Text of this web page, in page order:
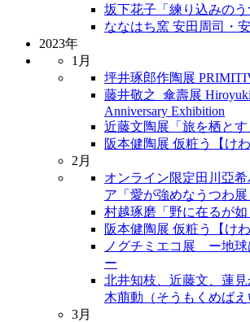
坂下花子「練り込みのう
ななはち窯 安田周司・
2023年
1月
坪井琢郎作陶展
藤井敬之_傘壽展
Anniversary Exhibition
近藤文陶展「旅を栖とす
阪本健陶展 仮粧う【けわ
2月
オンライン限定田川亞
ア「愛が強めなうつわ展
村越琢磨「野に在るが如
阪本健陶展 仮粧う【けわ
ノグチミエコ展 ー地球
ー
北井知枝、近藤文、蓮
木萠動（そうもくめばえ
3月